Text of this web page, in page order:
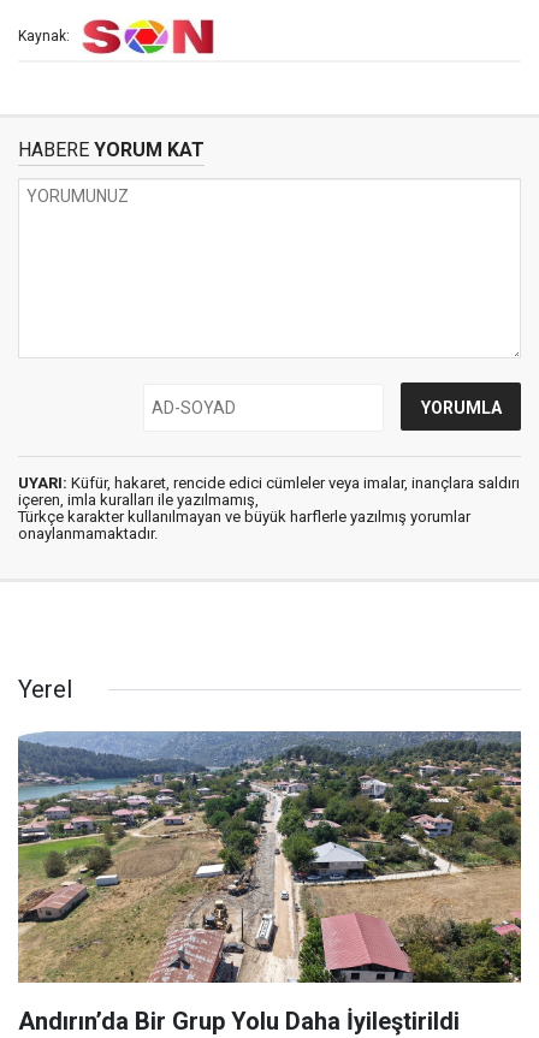
Kaynak:
HABERE YORUM KAT
UYARI: Küfür, hakaret, rencide edici cümleler veya imalar, inançlara saldırı
içeren, imla kuralları ile yazılmamış,
Türkçe karakter kullanılmayan ve büyük harflerle yazılmış yorumlar
onaylanmamaktadır.
Yerel
Andırın’da Bir Grup Yolu Daha İyileştirildi